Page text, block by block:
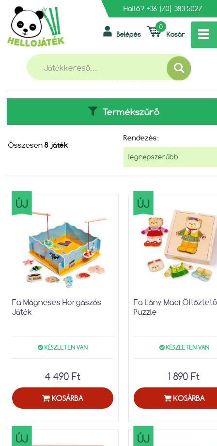
Halló? +36 (70) 383 5027
Kosár
0
Belépés
FAJÁTÉKOK/KÉSZSÉGFEJLESZTŐK
FAJÁTÉKOK/
Termékszűrő
Összesen 8 játék
Rendezés:
ÚJ
Fa Mágneses Horgászós
Játék
KÉSZLETEN VAN
4 490 Ft
KOSÁRBA
ÚJ
Fa Lány Maci Öltöztető
Puzzle
KÉSZLETEN VAN
1 890 Ft
KOSÁRBA
ÚJ ÚJ